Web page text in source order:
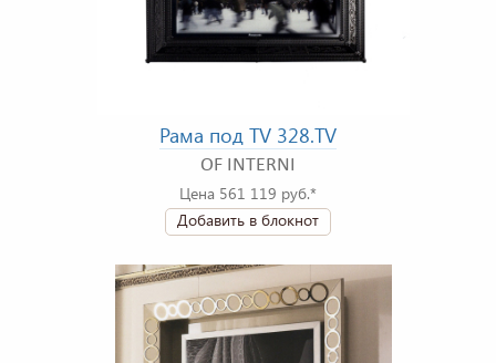
Рама под TV 328.TV
OF INTERNI
Цена 561 119 руб.*
Добавить в блокнот